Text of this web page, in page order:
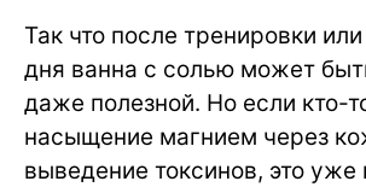
Так что после тренировки
дня ванна с солью может
даже полезной. Но если кто-
насыщение магнием через
выведение токсинов, это уже